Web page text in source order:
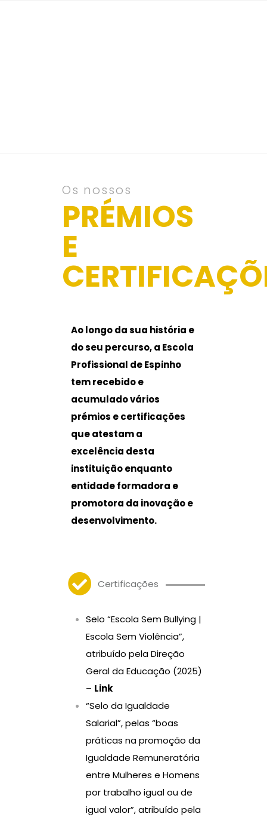
Os nossos
PRÉMIOS
E
Ao longo da sua história e
do seu percurso, a Escola
Profissional de Espinho
tem recebido e
acumulado vários
prémios e certificações
que atestam a
excelência desta
instituição enquanto
entidade formadora e
promotora da inovação e
desenvolvimento.
Certificações
Selo “Escola Sem Bullying |
Escola Sem Violência”,
atribuído pela Direção
Geral da Educação (2025)
– Link
“Selo da Igualdade
Salarial”, pelas “boas
práticas na promoção da
Igualdade Remuneratória
entre Mulheres e Homens
por trabalho igual ou de
igual valor”, atribuído pela